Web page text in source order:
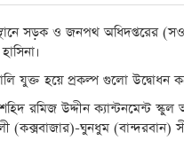
সড়ক ও জনপথ অধিদপ্তরের
যুক্ত হয়ে প্রকল্প গুলো উদ্বোধন
রমিজ উদ্দীন ক্যান্টনমেন্ট
ঘুনধুম (বান্দরবান)